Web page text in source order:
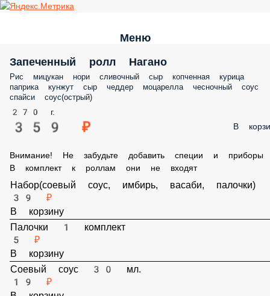
Меню
Запеченный ролл Нагано
Рис мицукан нори сливочный сыр копченная курица паприка
сыр чеддер моцарелла чесночный соус спайси соус(острый)
270 г.
359 ₽
комплект к роллам они не входят
Набор(соевый соус, имбирь, васаби, палочки)
39 ₽
В корзину
Палочки 1 комплект
5 ₽
В корзину
Соевый соус 30 мл.